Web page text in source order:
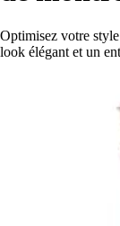
Optimisez votre
look élégant et un